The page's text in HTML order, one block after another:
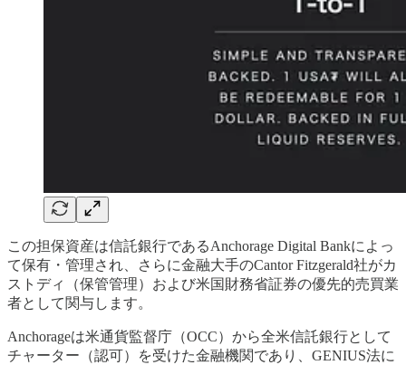
この担保資産は信託銀行であるAnchorage Digital Bankによっ
て保有・管理され、さらに金融大手のCantor Fitzgerald社がカ
ストディ（保管管理）および米国財務省証券の優先的売買業
者として関与します。
Anchorageは米通貨監督庁（OCC）から全米信託銀行として
チャーター（認可）を受けた金融機関であり、GENIUS法に